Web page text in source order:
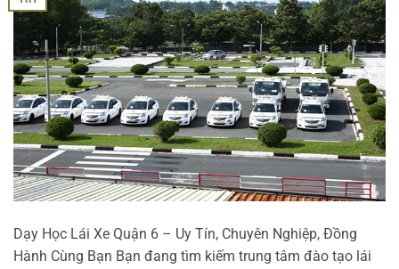
Dạy Học Lái Xe Quận 6 – Uy Tín, Chuyên Nghiệp, Đồng
Hành Cùng Bạn Bạn đang tìm kiếm trung tâm đào tạo lái